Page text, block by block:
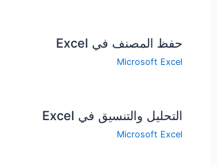
حفظ المصنف في Excel
Microsoft Excel
التحليل والتنسيق في Excel
Microsoft Excel